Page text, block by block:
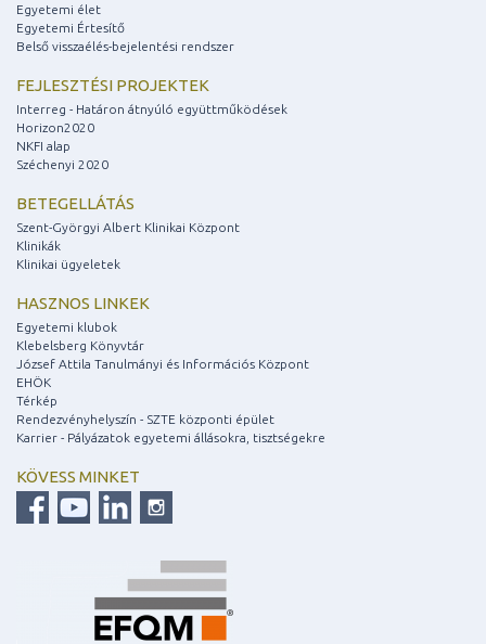
Egyetemi élet
Egyetemi Értesítő
Belső visszaélés-bejelentési rendszer
FEJLESZTÉSI PROJEKTEK
Interreg - Határon átnyúló együttműködések
Horizon2020
NKFI alap
Széchenyi 2020
BETEGELLÁTÁS
Szent-Györgyi Albert Klinikai Központ
Klinikák
Klinikai ügyeletek
HASZNOS LINKEK
Egyetemi klubok
Klebelsberg Könyvtár
József Attila Tanulmányi és Információs Központ
EHÖK
Térkép
Rendezvényhelyszín - SZTE központi épület
Karrier - Pályázatok egyetemi állásokra, tisztségekre
KÖVESS MINKET